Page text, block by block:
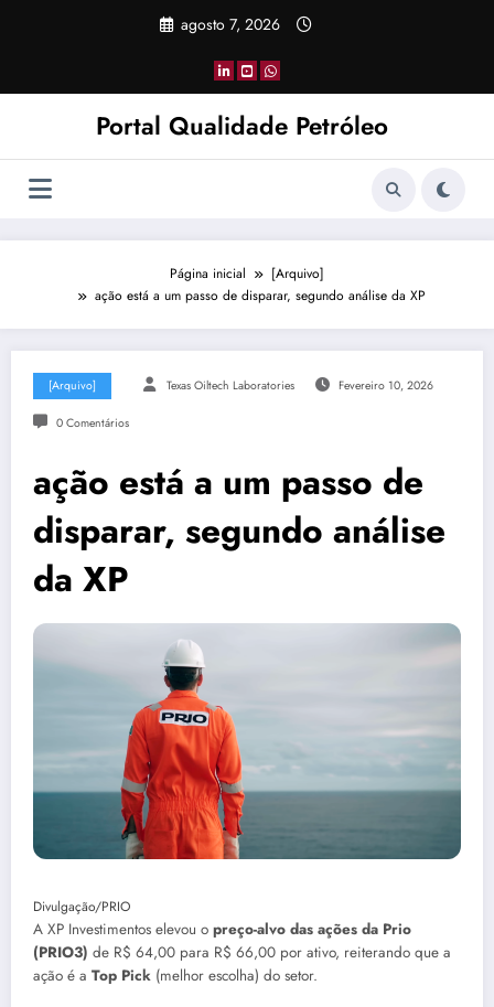
agosto 7, 2026
Portal Qualidade Petróleo
Página inicial
[Arquivo]
ação está a um passo de disparar, segundo análise da XP
[Arquivo] Texas Oiltech Laboratories Fevereiro 10, 2026
0 Comentários
ação está a um passo de
disparar, segundo análise
da XP
Divulgação/PRIO
A XP Investimentos elevou o preço-alvo das ações da Prio
(PRIO3) de R$ 64,00 para R$ 66,00 por ativo, reiterando que a
ação é a Top Pick (melhor escolha) do setor.